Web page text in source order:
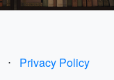
⋅ Privacy Policy